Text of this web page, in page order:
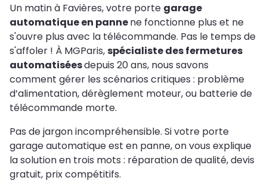
Un matin à Favières, votre porte garage
automatique en pannene fonctionne plus et ne
s'ouvre plus avec la télécommande. Pas le temps de
s'affoler ! À MGParis,spécialiste des fermetures
automatiséesdepuis 20 ans, nous savons
comment gérer les scénarios critiques : problème
d’alimentation, dérèglement moteur, ou batterie de
télécommande morte.
Pas de jargon incompréhensible. Si votre porte
garage automatique est en panne, on vous explique
la solution en trois mots : réparation de qualité, devis
gratuit, prix compétitifs.